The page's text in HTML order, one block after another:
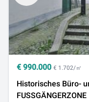
€ 990.000 € 1.702/㎡
Historisches Büro-
FUSSGÄNGERZONE